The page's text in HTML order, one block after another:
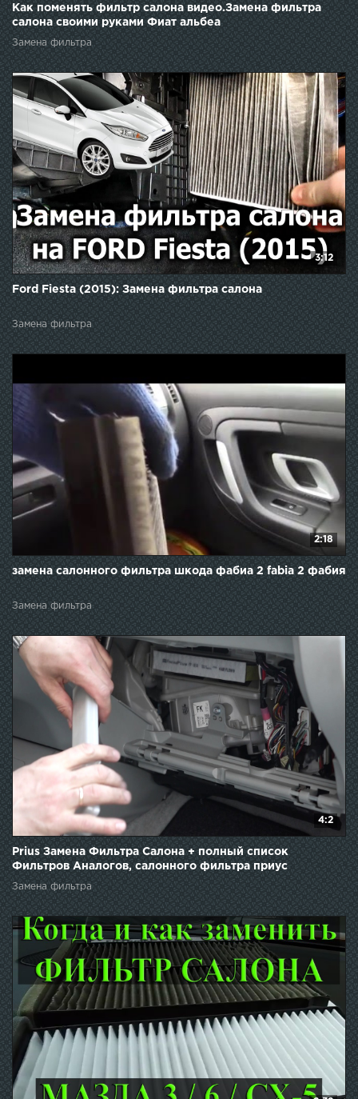
Как поменять фильтр салона видео.Замена фильтра
салона своими руками Фиат альбеа
Замена фильтра
3:12
Ford Fiesta (2015): Замена фильтра салона
Замена фильтра
2:18
замена салонного фильтра шкода фабиа 2 fabia 2 фабия
Замена фильтра
4:2
Prius Замена Фильтра Салона + полный список
Фильтров Аналогов, салонного фильтра приус
Замена фильтра